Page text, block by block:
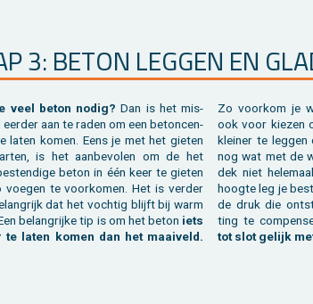
3: BETON LEG­GEN EN
veel beton nodig? Dan is het mis­
eer­der aan te raden om een be­ton­cen­
laten komen. Eens je met het gie­ten
is het aan­be­vo­len om de het
beton in één keer te gie­ten
voe­gen te voor­ko­men. Het is ver­der
dat het voch­tig blijft bij warm
be­lang­rij­ke tip is om het beton iets
te laten komen dan het maai­veld.
Zo voor­kom je
ook voor kie­zen
klei­ner te leg­gen
nog wat met de
dek niet
hoog­te leg je
de druk die
ting te
tot slot ge­lijk